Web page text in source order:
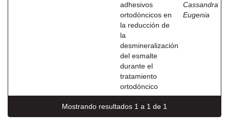
adhesivos
ortodóncicos en
la reducción de
la
desmineralización
del esmalte
durante el
tratamiento
ortodóncico
Cassandra
Eugenia
Mostrando resultados 1 a 1 de 1